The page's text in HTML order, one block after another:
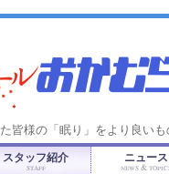
皆様の「眠り」をより良い
スタッフ紹介
STAFF
ニュース
NEWS &